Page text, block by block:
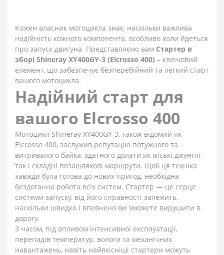
Кожен власник мотоцикла знає, наскільки важлива
надійність кожного компонента, особливо коли йдеться
про запуск двигуна. Представляємо вам Стартер в
зборі Shineray XY400GY-3 (Elcrosso 400) – ключовий
елемент, що забезпечує безперебійний та легкий старт
вашого мотоцикла.
Надійний старт для
вашого Elcrosso 400
Мотоцикл Shineray XY400GY-3, також відомий як
Elcrosso 400, заслужив репутацію потужного та
витривалого байка, здатного долати як міські джунглі,
так і складні позашляхові маршрути. Щоб ця техніка
завжди була готова до нових пригод, необхідна
бездоганна робота всіх систем. Стартер — це серце
системи запуску, від його справності залежить,
наскільки швидко і впевнено ви зможете вирушити в
дорогу.
З часом, під впливом інтенсивної експлуатації,
перепадів температур, вологи та механічних
навантажень, навіть найякісніші стартери можуть